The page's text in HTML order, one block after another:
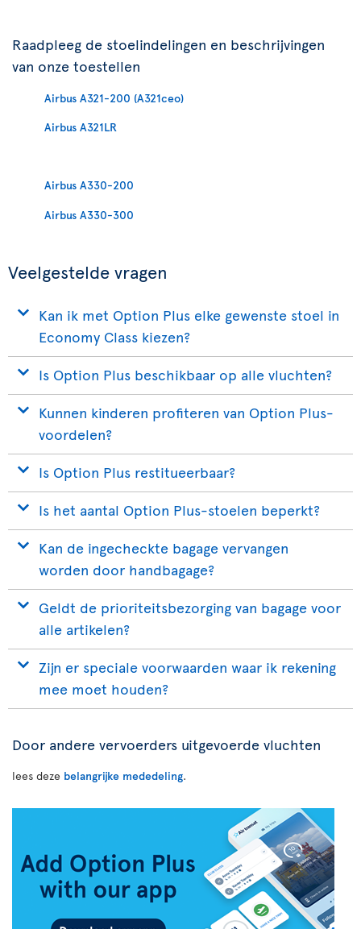
Raadpleeg de stoelindelingen en beschrijvingen
van onze toestellen
Airbus A321-200 (A321ceo)
Airbus A321LR
Airbus A330-200
Airbus A330-300
Veelgestelde vragen
Kan ik met Option Plus elke gewenste stoel in
Economy Class kiezen?
Is Option Plus beschikbaar op alle vluchten?
Kunnen kinderen profiteren van Option Plus-
voordelen?
Is Option Plus restitueerbaar?
Is het aantal Option Plus-stoelen beperkt?
Kan de ingecheckte bagage vervangen
worden door handbagage?
Geldt de prioriteitsbezorging van bagage voor
alle artikelen?
Zijn er speciale voorwaarden waar ik rekening
mee moet houden?
Door andere vervoerders uitgevoerde vluchten
lees deze belangrijke mededeling.